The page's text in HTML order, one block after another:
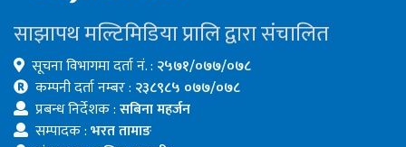
साझापथ मल्टिमिडिया प्रालि द्वारा संचालित
सूचना विभागमा दर्ता नं. : २५७१/०७७/०७८
कम्पनी दर्ता नम्बर : २३८९८५ ०७७/०७८
प्रबन्ध निर्देशक :सबिना महर्जन
सम्पादक :भरत तामाङ